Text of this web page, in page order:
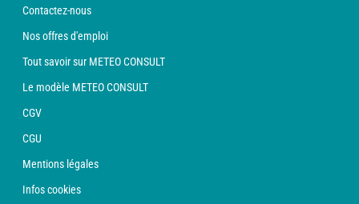
Contactez-nous
Nos offres d'emploi
Tout savoir sur METEO CONSULT
Le modèle METEO CONSULT
CGV
CGU
Mentions légales
Infos cookies